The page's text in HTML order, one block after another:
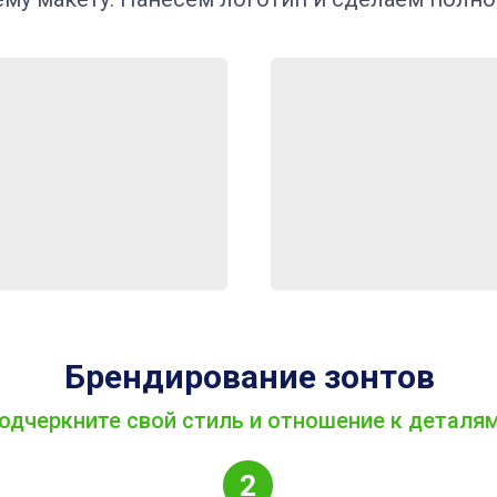
Брендирование зонтов
свой стиль и отношение к
2